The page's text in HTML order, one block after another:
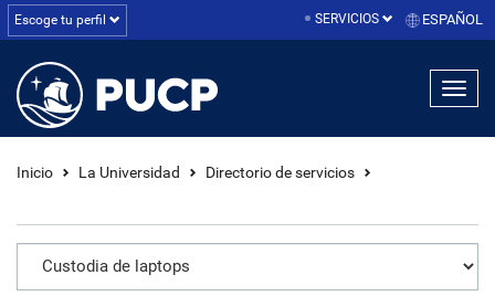
Escoge tu perfil SERVICIOS ESPAÑOL
Inicio La Universidad Directorio de servicios